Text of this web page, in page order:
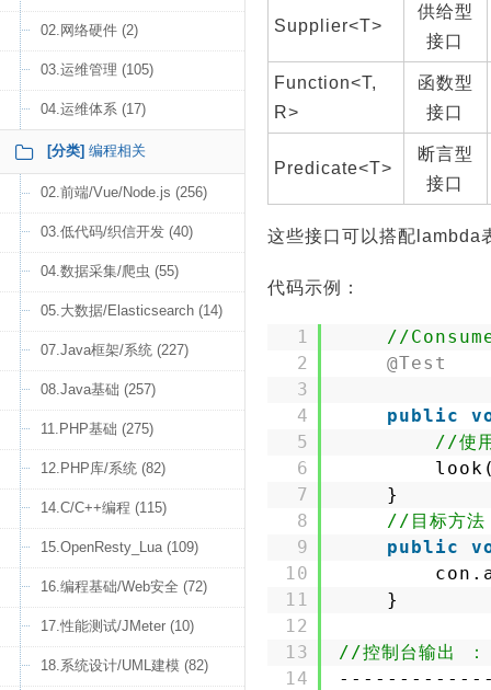
02.网络硬件 (2)
03.运维管理 (105)
04.运维体系 (17)
[分类] 编程相关
02.前端/Vue/Node.js (256)
03.低代码/织信开发 (40)
04.数据采集/爬虫 (55)
05.大数据/Elasticsearch (14)
07.Java框架/系统 (227)
08.Java基础 (257)
11.PHP基础 (275)
12.PHP库/系统 (82)
14.C/C++编程 (115)
15.OpenResty_Lua (109)
16.编程基础/Web安全 (72)
17.性能测试/JMeter (10)
18.系统设计/UML建模 (82)
Supplier<T>
供给型
接口
Function<T,
R>
函数型
接口
Predicate<T>
断言型
接口
这些接口可以搭配lambda
代码示例：
1
2
3
4
5
6
7
8
9
10
11
12
13
14
//
@Test
public
//使
}
//目标方法
public
}
//控制台输出 ：